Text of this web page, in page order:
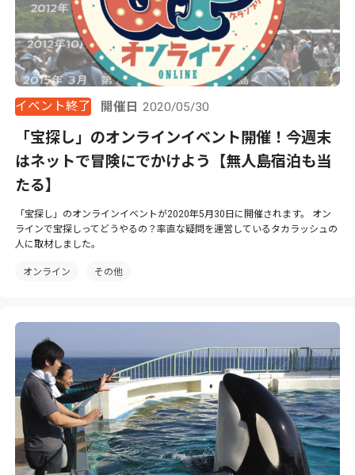
イベント終了 開催日 2020/05/30
「宝探し」のオンラインイベント開催！今週末
はネットで冒険にでかけよう【無人島宿泊も当
たる】
「宝探し」のオンラインイベントが2020年5月30日に開催されます。 オン
ラインで宝探しってどうやるの？率直な疑問を運営しているタカラッシュの
人に取材しました。
オンライン その他